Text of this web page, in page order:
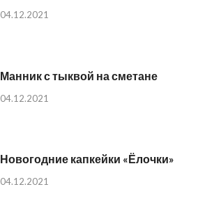
04.12.2021
Манник с тыквой на сметане
04.12.2021
Новогодние капкейки «Ёлочки»
04.12.2021